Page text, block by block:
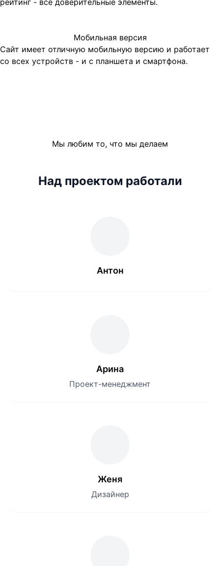
рейтинг - все доверительные элементы.
Мобильная версия
Сайт имеет отличную мобильную версию и работает
со всех устройств - и с планшета и смартфона.
Мы любим то, что мы делаем
Над проектом работали
Антон
Арина
Проект-менеджмент
Женя
Дизайнер